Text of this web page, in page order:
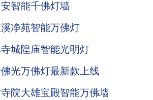
智能千佛灯墙
净苑智能万佛灯
城隍庙智能光明灯
光万佛灯最新款上线
院大雄宝殿智能万佛墙